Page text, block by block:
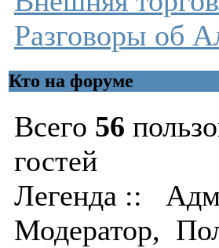
Разговоры об
Кто на форуме
Всего 56
гостей
Легенда ::
Модератор,